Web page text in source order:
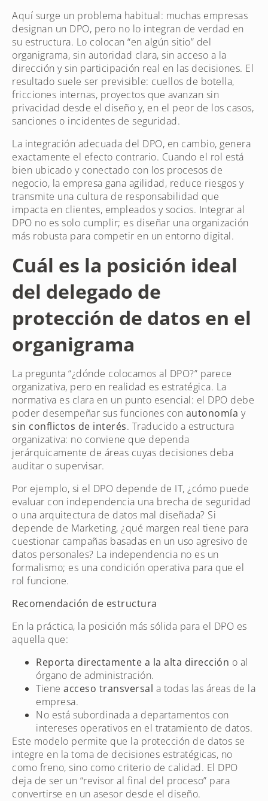
Aquí surge un problema habitual: muchas empresas
designan un DPO, pero no lo integran de verdad en
su estructura. Lo colocan “en algún sitio” del
organigrama, sin autoridad clara, sin acceso a la
dirección y sin participación real en las decisiones. El
resultado suele ser previsible: cuellos de botella,
fricciones internas, proyectos que avanzan sin
privacidad desde el diseño y, en el peor de los casos,
sanciones o incidentes de seguridad.
La integración adecuada del DPO, en cambio, genera
exactamente el efecto contrario. Cuando el rol está
bien ubicado y conectado con los procesos de
negocio, la empresa gana agilidad, reduce riesgos y
transmite una cultura de responsabilidad que
impacta en clientes, empleados y socios. Integrar al
DPO no es solo cumplir; es diseñar una organización
más robusta para competir en un entorno digital.
Cuál es la posición ideal
del delegado de
protección de datos en el
organigrama
La pregunta “¿dónde colocamos al DPO?” parece
organizativa, pero en realidad es estratégica. La
normativa es clara en un punto esencial: el DPO debe
poder desempeñar sus funciones con autonomía y
sin conflictos de interés. Traducido a estructura
organizativa: no conviene que dependa
jerárquicamente de áreas cuyas decisiones deba
auditar o supervisar.
Por ejemplo, si el DPO depende de IT, ¿cómo puede
evaluar con independencia una brecha de seguridad
o una arquitectura de datos mal diseñada? Si
depende de Marketing, ¿qué margen real tiene para
cuestionar campañas basadas en un uso agresivo de
datos personales? La independencia no es un
formalismo; es una condición operativa para que el
rol funcione.
Recomendación de estructura
En la práctica, la posición más sólida para el DPO es
aquella que:
Reporta directamente a la alta dirección o al
órgano de administración.
Tiene acceso transversal a todas las áreas de la
empresa.
No está subordinada a departamentos con
intereses operativos en el tratamiento de datos.
Este modelo permite que la protección de datos se
integre en la toma de decisiones estratégicas, no
como freno, sino como criterio de calidad. El DPO
deja de ser un “revisor al final del proceso” para
convertirse en un asesor desde el diseño.